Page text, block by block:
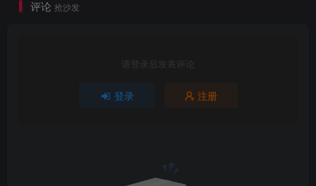
接入生态丰富，部署简单。
不适合高并发或长时间Agent任务。
评论 抢沙发
请登录后发表评论
登录 注册